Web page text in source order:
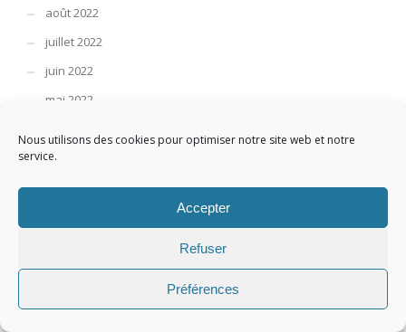
Nous utilisons des cookies pour optimiser notre site web et notre
service.
Accepter
Refuser
Préférences
août 2022
juillet 2022
juin 2022
mai 2022
mars 2022
février 2022
novembre 2021